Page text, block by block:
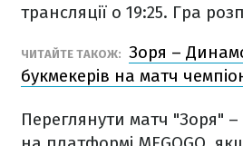
трансляції о 19:25. Гра
ЧИТАЙТЕ ТАКОЖ: Зоря –
букмекерів на матч
Переглянути матч "Зоря"